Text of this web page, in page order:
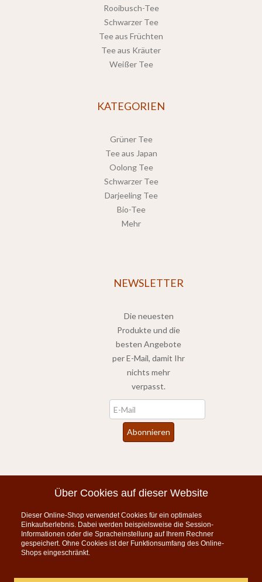
Rooibusch-Tee
Schwarzer Tee
Tee aus Früchten
Tee aus Kräuter
Weißer Tee
KATEGORIEN
Grüner Tee
Tee aus Japan
Oolong Tee
Schwarzer Tee
Darjeeling Tee
Bio-Tee
Mehr
NEWSLETTER
Die neuesten
Produkte und die
besten Angebote
per E-Mail, damit Ihr
nichts mehr
verpasst.
Abonnieren
Instagram
KONTAKT
Über Cookies auf dieser Website
Dieser Online-Shop verwendet Cookies für ein optimales
Einkaufserlebnis. Dabei werden beispielsweise die Session-
Informationen oder die Spracheinstellung auf Ihrem Rechner
gespeichert. Ohne Cookies ist der Funktionsumfang des Online-
Shops eingeschränkt.